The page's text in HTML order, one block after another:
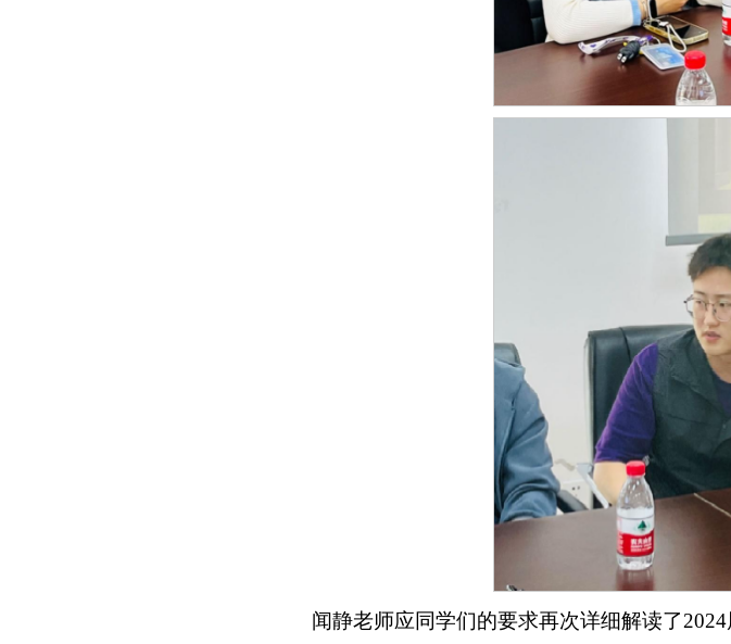
闻静老师应同学们的要求再次详细解读了